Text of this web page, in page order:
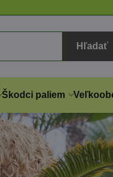
Hľadať
Škodci paliem